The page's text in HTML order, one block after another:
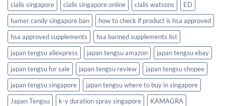
cialis singapore
cialis singapore online cialis watsons
ED
hamer candy singapore ban
how to check if product is hsa approved
hsa approved supplements
hsa banned supplements list
japan tengsu aliexpress
japan tengsu amazon
japan tengsu ebay
japan tengsu for sale
japan tengsu review
japan tengsu shopee
japan tengsu singapore
japan tengsu where to buy in singapore
Japan Tengsu
k-y duration spray singapore
KAMAGRA